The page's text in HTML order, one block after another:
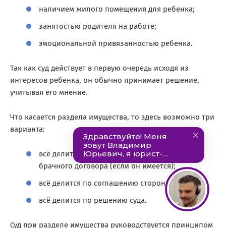
наличием жилого помещения для ребенка;
занятостью родителя на работе;
эмоциональной привязанностью ребенка.
Так как суд действует в первую очередь исходя из
интересов ребенка, он обычно принимает решение,
учитывая его мнение.
Что касается раздела имущества, то здесь возможно три
варианта:
всё делится в соответствии с условиями
брачного договора (если он имеется);
всё делится по соглашению сторон;
всё делится по решению суда.
Суд при разделе имущества руководствуется принципом